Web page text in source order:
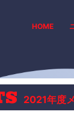
HOME
2021年度